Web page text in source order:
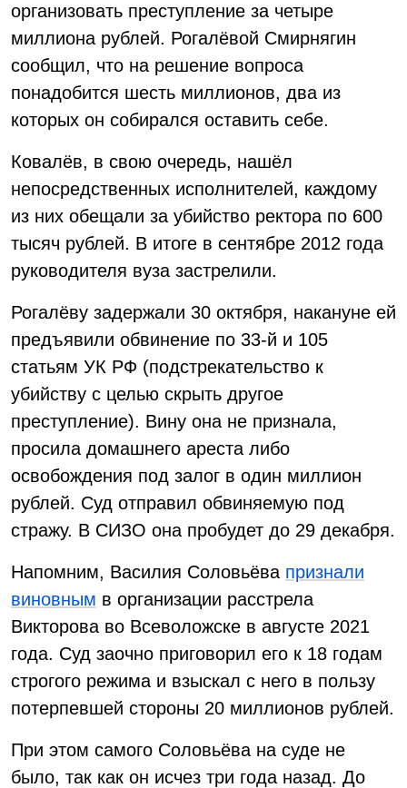
организовать преступление за четыре
миллиона рублей. Рогалёвой Смирнягин
сообщил, что на решение вопроса
понадобится шесть миллионов, два из
которых он собирался оставить себе.
Ковалёв, в свою очередь, нашёл
непосредственных исполнителей, каждому
из них обещали за убийство ректора по 600
тысяч рублей. В итоге в сентябре 2012 года
руководителя вуза застрелили.
Рогалёву задержали 30 октября, накануне ей
предъявили обвинение по 33-й и 105
статьям УК РФ (подстрекательство к
убийству с целью скрыть другое
преступление). Вину она не признала,
просила домашнего ареста либо
освобождения под залог в один миллион
рублей. Суд отправил обвиняемую под
стражу. В СИЗО она пробудет до 29 декабря.
Напомним, Василия Соловьёва признали
виновным в организации расстрела
Викторова во Всеволожске в августе 2021
года. Суд заочно приговорил его к 18 годам
строгого режима и взыскал с него в пользу
потерпевшей стороны 20 миллионов рублей.
При этом самого Соловьёва на суде не
было, так как он исчез три года назад. До